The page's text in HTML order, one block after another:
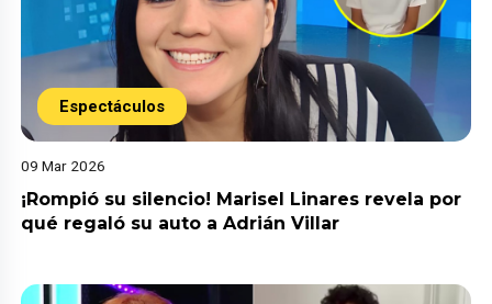
Espectáculos
09 Mar 2026
¡Rompió su silencio! Marisel Linares revela por
qué regaló su auto a Adrián Villar